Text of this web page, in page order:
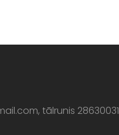
, tālrunis 28630031